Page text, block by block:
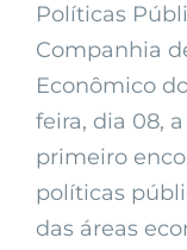
Políticas
Companhia
Econômico
feira, dia 08,
primeiro
políticas
das áreas